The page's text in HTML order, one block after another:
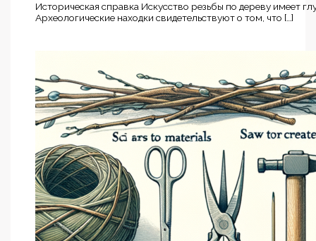
Историческая справка Искусство резьбы по дереву имеет
Археологические находки свидетельствуют о том, что […]